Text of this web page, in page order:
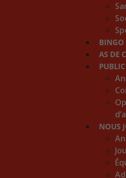
BINGO
AS DE
NOUS